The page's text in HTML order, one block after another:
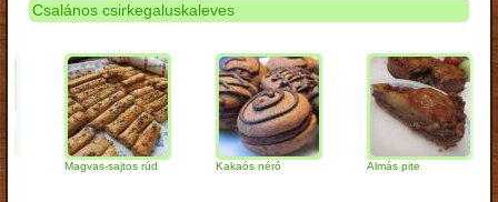
Csalános csirkegaluskaleves
Magvas-sajtos rúd Kakaós néró Almás pite